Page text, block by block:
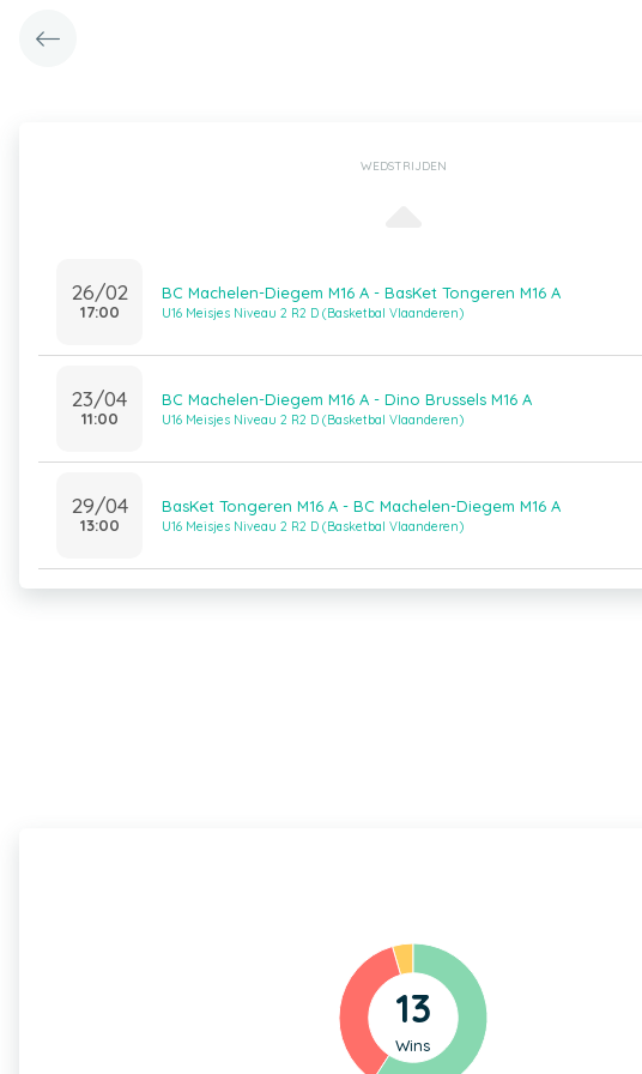
WEDSTRIJDEN
26/02
17:00
BC Machelen-Diegem M16 A - BasKet Tongeren M16 A
U16 Meisjes Niveau 2 R2 D (Basketbal Vlaanderen)
23/04
11:00
BC Machelen-Diegem M16 A - Dino Brussels M16 A
U16 Meisjes Niveau 2 R2 D (Basketbal Vlaanderen)
29/04
13:00
BasKet Tongeren M16 A - BC Machelen-Diegem M16 A
U16 Meisjes Niveau 2 R2 D (Basketbal Vlaanderen)
13
Wins